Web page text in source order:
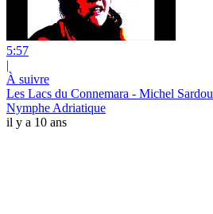
5:57
|
À suivre
Les Lacs du Connemara - Michel Sardou
Nymphe Adriatique
il y a 10 ans